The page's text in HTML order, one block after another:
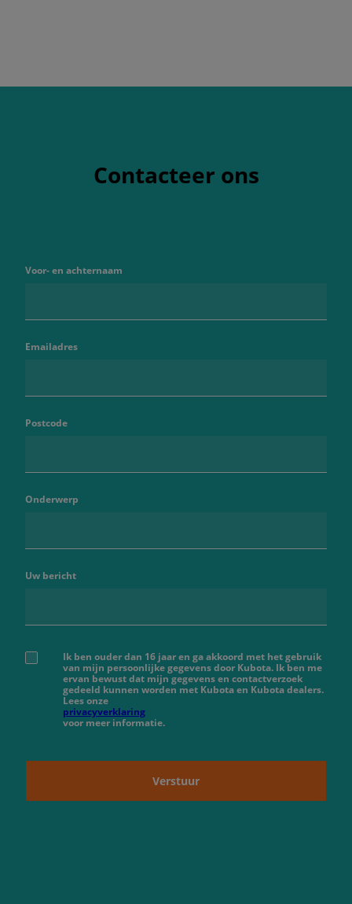
Contacteer ons
Voor- en achternaam
Emailadres
Postcode
Onderwerp
Uw bericht
Ik ben ouder dan 16 jaar en ga akkoord met het gebruik
van mijn persoonlijke gegevens door Kubota. Ik ben me
ervan bewust dat mijn gegevens en contactverzoek
gedeeld kunnen worden met Kubota en Kubota dealers.
Lees onze
privacyverklaring
voor meer informatie.
Verstuur